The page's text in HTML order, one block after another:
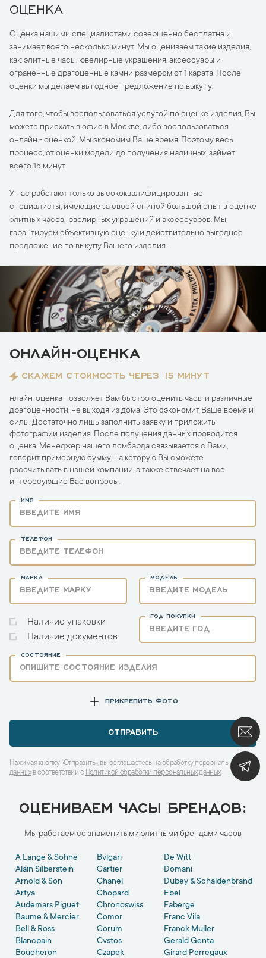
ОЦЕНКА
Оценка нашими специалистами совершенно бесплатна и
занимает всего несколько минут. Мы оцениваем такие изделия,
как: элитные часы, ювелирные украшения, аксессуары и
ограненные драгоценные камни размером от 1 карата. После
оценки мы делаем выгодное предложение по выкупу.
Для того, чтобы воспользоваться услугой по оценке изделия, Вы
можете приехать в офис в Москве, либо воспользоваться
онлайн - оценкой. Мы экономим Ваше время. Поэтому весь
процесс, от оценки модели до получения наличных, займет
всего 15 минут.
У нас работают только высококвалифицированные
специалисты, имеющие за своей спиной большой опыт в оценке
элитных часов, ювелирных украшений и аксессуаров. Мы
гарантируем объективную оценку и действительно выгодное
предложение по выкупу Вашего изделия.
ИМЯ
ТЕЛЕФОН
МАРКА МОДЕЛЬ
Наличие упаковки
Наличие документов
ГОД ПОКУПКИ
СОСТОЯНИЕ
ПРИКРЕПИТЬ ФОТО
ОТПРАВИТЬ
Нажимая кнопку «Отправить», вы соглашаетесь на обработку персональных
данныхв соответствии с Политикой обработки персональных данных
ОНЛАЙН-ОЦЕНКА
СКАЖЕМ СТОИМОСТЬ ЧЕРЕЗ 15 МИНУТ
нлайн-оценка позволяет Вам быстро оценить часы и различные
драгоценности, не выходя из дома. Это сэкономит Ваше время и
силы. Достаточно лишь заполнить заявку и приложить
фотографии изделия. После получения данных проводится
оценка. Менеджер нашего ломбарда связывается с Вами,
говорит примерную сумму, на которую Вы сможете
рассчитывать в нашей компании, а также отвечает на все
интересующие Вас вопросы.
ОЦЕНИВАЕМ ЧАСЫ БРЕНДОВ:
Мы работаем со знаменитыми элитными брендами часов
A Lange & Sohne
Alain Silberstein
Arnold & Son
Artya
Audemars Piguet
Baume & Mercier
Bell & Ross
Blancpain
Boucheron
Bvlgari
Cartier
Chanel
Chopard
Chronoswiss
Comor
Corum
Cvstos
Czapek
De Witt
Domani
Dubey & Schaldenbrand
Ebel
Faberge
Franc Vila
Franck Muller
Gerald Genta
Girard Perregaux